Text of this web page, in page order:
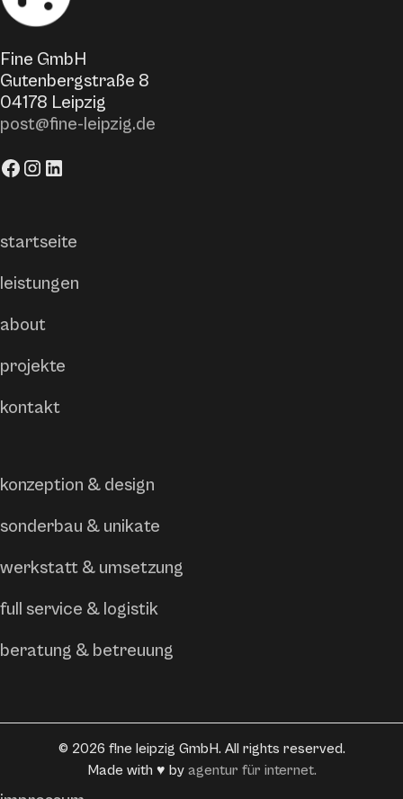
Fine GmbH
Gutenbergstraße 8
04178 Leipzig
post@fine-leipzig.de
startseite
leistungen
about
projekte
kontakt
konzeption & design
sonderbau & unikate
werkstatt & umsetzung
full service & logistik
beratung & betreuung
© 2026 f!ne leipzig GmbH. All rights reserved.
Made with ♥ by agentur für internet.